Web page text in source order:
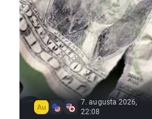
7. augusta 2026,
22:08